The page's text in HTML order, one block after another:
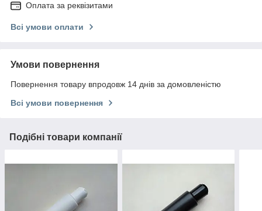
Оплата за реквізитами
Всі умови оплати
Умови повернення
Повернення товару впродовж 14 днів за домовленістю
Всі умови повернення
Подібні товари компанії